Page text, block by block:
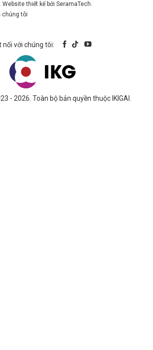
. Website thiết kế bởi SeramaTech.
chúng tôi
nối với chúng tôi:
- 2026. Toàn bộ bản quyền thuộc IKIGAI.